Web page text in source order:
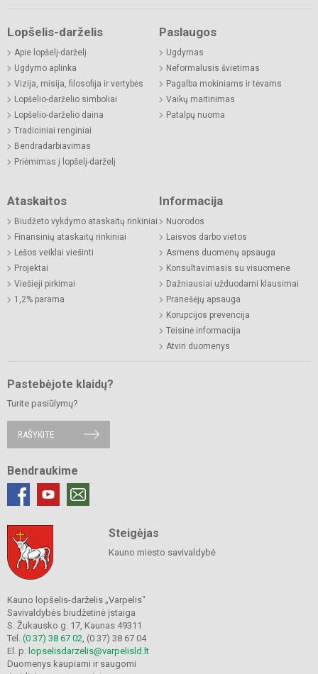
Lopšelis-darželis
Apie lopšelį-darželį
Ugdymo aplinka
Vizija, misija, filosofija ir vertybės
Lopšelio-darželio simboliai
Lopšelio-darželio daina
Tradiciniai renginiai
Bendradarbiavimas
Priėmimas į lopšelį-darželį
Paslaugos
Ugdymas
Neformalusis švietimas
Pagalba mokiniams ir tėvams
Vaikų maitinimas
Patalpų nuoma
Ataskaitos
Biudžeto vykdymo ataskaitų rinkiniai
Finansinių ataskaitų rinkiniai
Lėšos veiklai viešinti
Projektai
Viešieji pirkimai
1,2% parama
Informacija
Nuorodos
Laisvos darbo vietos
Asmens duomenų apsauga
Konsultavimasis su visuomene
Dažniausiai užduodami klausimai
Pranešėjų apsauga
Korupcijos prevencija
Teisinė informacija
Atviri duomenys
Pastebėjote klaidų?
Turite pasiūlymų?
RAŠYKITE
Bendraukime
Steigėjas
Kauno miesto savivaldybė
Kauno lopšelis-darželis „Varpelis“
Savivaldybės biudžetinė įstaiga
S. Žukausko g. 17, Kaunas 49311
Tel. (0 37) 38 67 02 , (0 37) 38 67 04
El. p. lopselisdarzelis@varpelisld.lt
Duomenys kaupiami ir saugomi